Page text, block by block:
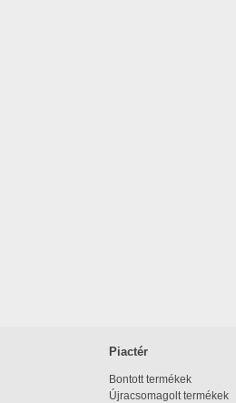
Piactér
Bontott termékek
Újracsomagolt termékek